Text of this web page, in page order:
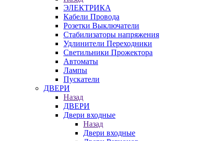
ЭЛЕКТРИКА
Кабели Провода
Розетки Выключатели
Стабилизаторы напряжения
Удлинители Переходники
Светильники Прожектора
Автоматы
Лампы
Пускатели
ДВЕРИ
Назад
ДВЕРИ
Двери входные
Назад
Двери входные